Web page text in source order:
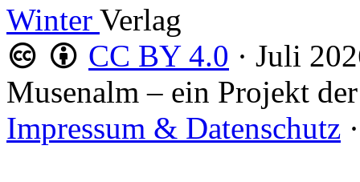
Winter Verlag
CC BY 4.0 · Juli
Musenalm – ein Projekt der
Impressum & Datenschutz ·